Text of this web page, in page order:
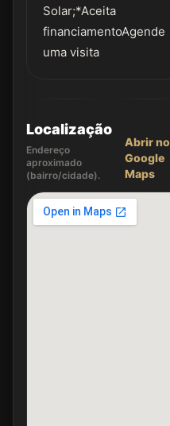
Solar;*Aceita
financiamentoAgende
uma visita
Localização
Endereço
aproximado
(bairro/cidade).
Abrir no
Google
Maps